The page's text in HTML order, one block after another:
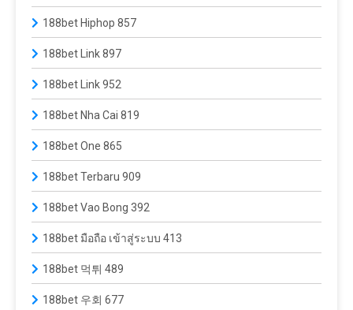
188bet Hiphop 857
188bet Link 897
188bet Link 952
188bet Nha Cai 819
188bet One 865
188bet Terbaru 909
188bet Vao Bong 392
188bet มือถือ เข้าสู่ระบบ 413
188bet 먹튀 489
188bet 우회 677